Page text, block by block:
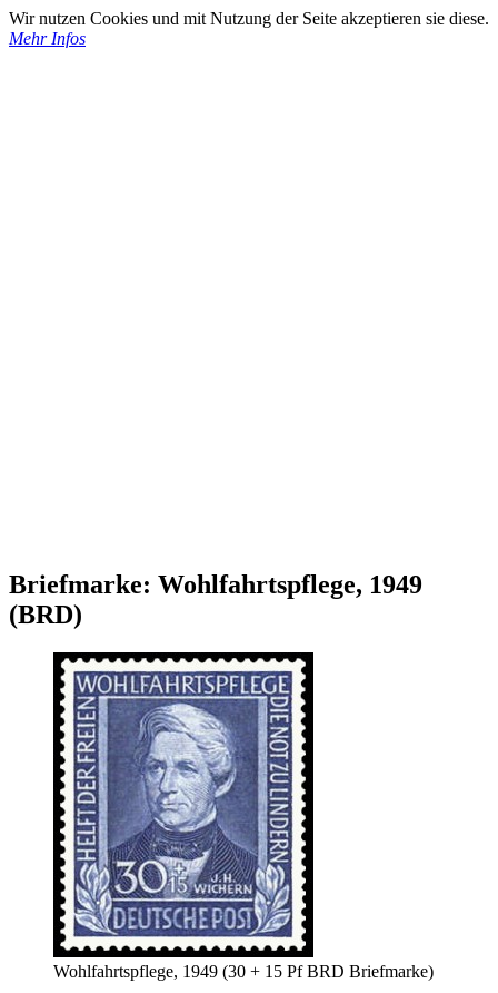
Wir nutzen Cookies und mit Nutzung der Seite akzeptieren sie diese.
Mehr Infos
Briefmarke: Wohlfahrtspflege, 1949
(BRD)
Wohlfahrtspflege, 1949 (30 + 15 Pf BRD Briefmarke)